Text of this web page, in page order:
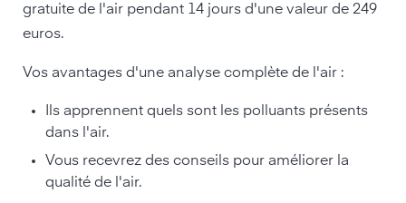
gratuite de l'air pendant 14 jours d'une valeur de 249
euros.
Vos avantages d'une analyse complète de l'air :
Ils apprennent quels sont les polluants présents
dans l'air.
Vous recevrez des conseils pour améliorer la
qualité de l'air.